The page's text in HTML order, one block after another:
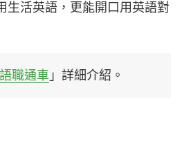
生活英語，更能開口用英語對
職通車 」詳細介紹。